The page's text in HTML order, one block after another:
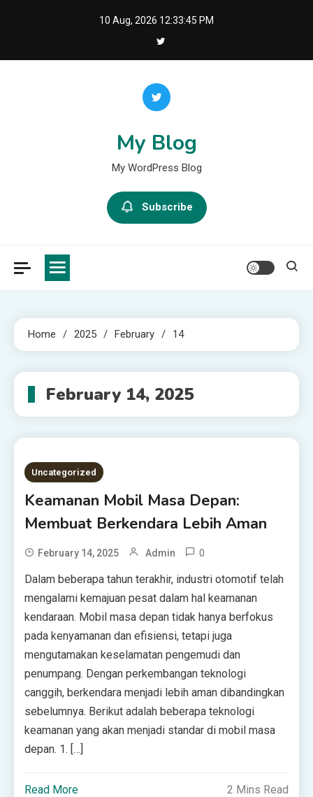
10 Aug, 2026 12:33:45 PM
My Blog
My WordPress Blog
Subscribe
Home 2025 February 14
February 14, 2025
Uncategorized
Keamanan Mobil Masa Depan:
Membuat Berkendara Lebih Aman
February 14, 2025 Admin 0
Dalam beberapa tahun terakhir, industri otomotif telah
mengalami kemajuan pesat dalam hal keamanan
kendaraan. Mobil masa depan tidak hanya berfokus
pada kenyamanan dan efisiensi, tetapi juga
mengutamakan keselamatan pengemudi dan
penumpang. Dengan perkembangan teknologi
canggih, berkendara menjadi lebih aman dibandingkan
sebelumnya. Berikut adalah beberapa teknologi
keamanan yang akan menjadi standar di mobil masa
depan. 1. […]
Read More 2 Mins Read